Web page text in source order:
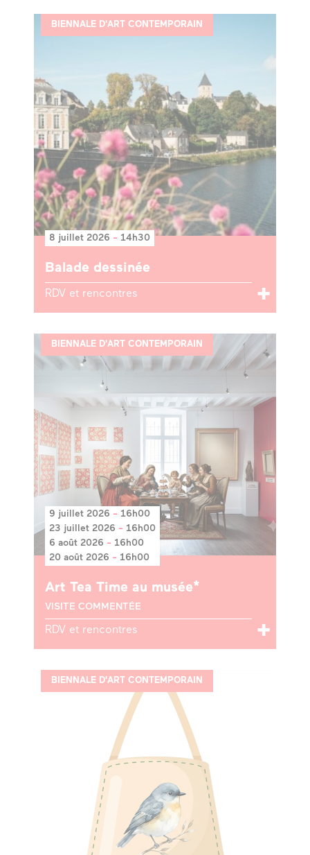
BIENNALE D'ART CONTEMPORAIN
8 juillet 2026 - 14h30
Balade dessinée
RDV et rencontres
BIENNALE D'ART CONTEMPORAIN
9 juillet 2026 - 16h00
23 juillet 2026 - 16h00
6 août 2026 - 16h00
20 août 2026 - 16h00
Art Tea Time au musée*
VISITE COMMENTÉE
RDV et rencontres
BIENNALE D'ART CONTEMPORAIN